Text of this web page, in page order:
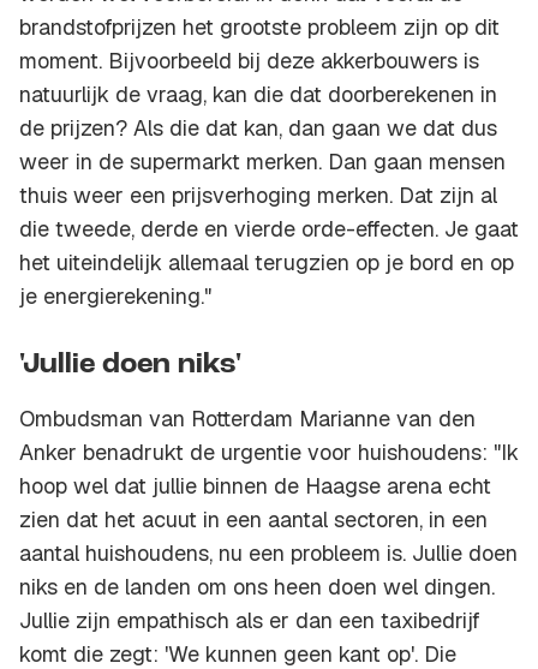
brandstofprijzen het grootste probleem zijn op dit
moment. Bijvoorbeeld bij deze akkerbouwers is
natuurlijk de vraag, kan die dat doorberekenen in
de prijzen? Als die dat kan, dan gaan we dat dus
weer in de supermarkt merken. Dan gaan mensen
thuis weer een prijsverhoging merken. Dat zijn al
die tweede, derde en vierde orde-effecten. Je gaat
het uiteindelijk allemaal terugzien op je bord en op
je energierekening."
'Jullie doen niks'
Ombudsman van Rotterdam Marianne van den
Anker benadrukt de urgentie voor huishoudens: "Ik
hoop wel dat jullie binnen de Haagse arena echt
zien dat het acuut in een aantal sectoren, in een
aantal huishoudens, nu een probleem is. Jullie doen
niks en de landen om ons heen doen wel dingen.
Jullie zijn empathisch als er dan een taxibedrijf
komt die zegt: 'We kunnen geen kant op'. Die